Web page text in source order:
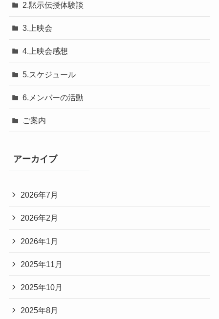
2.黙示伝授体験談
3.上映会
4.上映会感想
5.スケジュール
6.メンバーの活動
ご案内
アーカイブ
2026年7月
2026年2月
2026年1月
2025年11月
2025年10月
2025年8月